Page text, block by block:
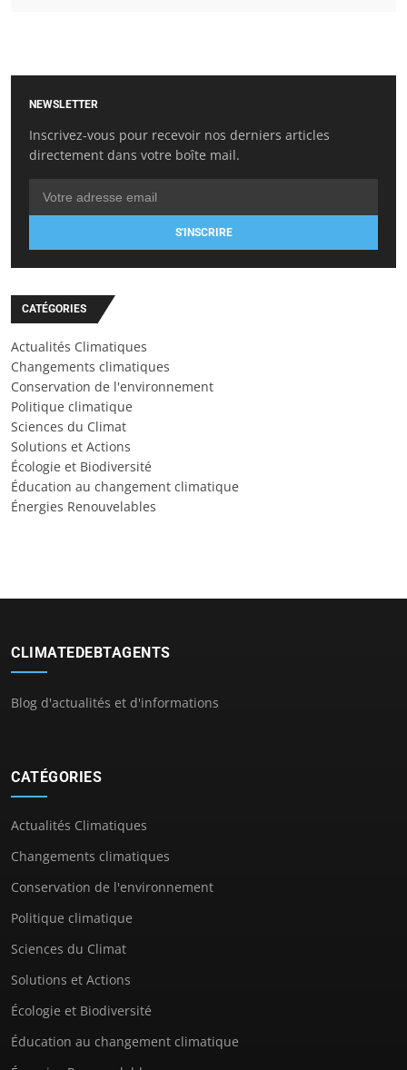
NEWSLETTER
Inscrivez-vous pour recevoir nos derniers articles
directement dans votre boîte mail.
S'INSCRIRE
CATÉGORIES
Actualités Climatiques
Changements climatiques
Conservation de l'environnement
Politique climatique
Sciences du Climat
Solutions et Actions
Écologie et Biodiversité
Éducation au changement climatique
Énergies Renouvelables
CLIMATEDEBTAGENTS
Blog d'actualités et d'informations
CATÉGORIES
Actualités Climatiques
Changements climatiques
Conservation de l'environnement
Politique climatique
Sciences du Climat
Solutions et Actions
Écologie et Biodiversité
Éducation au changement climatique